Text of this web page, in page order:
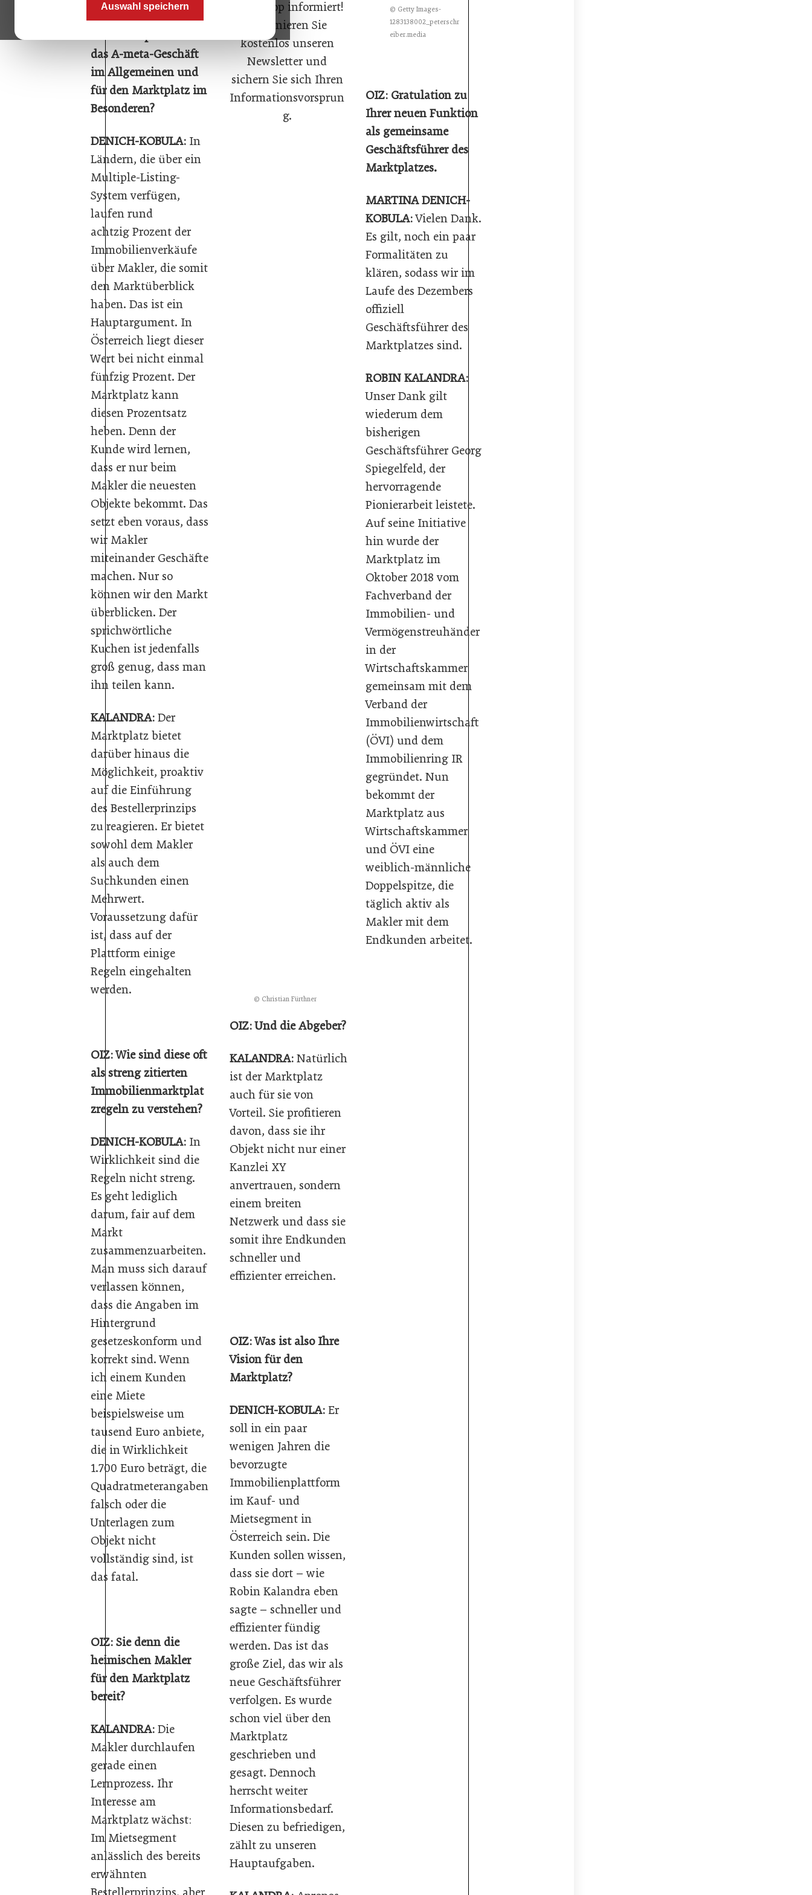
Auswahl speichern
© Getty Images-
1283138002_peterschr
eiber.media
OIZ: Gratulation zu
Ihrer neuen Funktion
als gemeinsame
Geschäftsführer des
Marktplatzes.
MARTINA DENICH-
KOBULA:Vielen Dank.
Es gilt, noch ein paar
Formalitäten zu
klären, sodass wir im
Laufe des Dezembers
offiziell
Geschäftsführer des
Marktplatzes sind.
ROBIN KALANDRA:
Unser Dank gilt
wiederum dem
bisherigen
Geschäftsführer Georg
Spiegelfeld, der
hervorragende
Pionierarbeit leistete.
Auf seine Initiative
hin wurde der
Marktplatz im
Oktober 2018 vom
Fachverband der
Immobilien- und
Vermögenstreuhänder
in der
Wirtschaftskammer
gemeinsam mit dem
Verband der
Immobilienwirtschaft
(ÖVI) und dem
Immobilienring IR
gegründet. Nun
bekommt der
Marktplatz aus
Wirtschaftskammer
und ÖVI eine
weiblich-männliche
Doppelspitze, die
täglich aktiv als
Makler mit dem
Endkunden arbeitet.
© Denich Real GmbH
das A-meta-Geschäft
im Allgemeinen und
für den Marktplatz im
Besonderen?
DENICH­-KOBULA: In
Ländern, die über ein
Multiple-Listing-
System verfügen,
laufen rund
achtzig Prozent der
Immobilienverkäufe
über Makler, die somit
den Marktüberblick
haben. Das ist ein
Hauptargument. In
Österreich liegt dieser
Wert bei nicht einmal
fünfzig Prozent. Der
Marktplatz kann
diesen Prozentsatz
heben. Denn der
Kunde wird lernen,
dass er nur beim
Makler die neuesten
Objekte bekommt. Das
setzt eben voraus, dass
wir Makler
miteinander Geschäfte
machen. Nur so
können wir den Markt
überblicken. Der
sprichwörtliche
Kuchen ist jedenfalls
groß genug, dass man
ihn teilen kann.
KALANDRA: Der
Marktplatz bietet
darüber hinaus die
Möglichkeit, proaktiv
auf die Einführung
des Bestellerprinzips
zu reagieren. Er bietet
sowohl dem Makler
als auch dem
Suchkunden einen
Mehrwert.
Voraussetzung dafür
ist, dass auf der
Plattform einige
Regeln eingehalten
werden.
OIZ: Wie sind diese oft
als streng zitierten
Immobilienmarktplat
zregeln zu verstehen?
DENICH-KOBULA: In
Wirklichkeit sind die
Regeln nicht streng.
Es geht lediglich
darum, fair auf dem
Markt
zusammenzuarbeiten.
Man muss sich darauf
verlassen können,
dass die Angaben im
Hintergrund
gesetzeskonform und
korrekt sind. Wenn
ich einem Kunden
eine Miete
beispielsweise um
tausend Euro anbiete,
die in Wirklichkeit
1.700 Euro beträgt, die
Quadratmeterangaben
falsch oder die
Unterlagen zum
Objekt nicht
vollständig sind, ist
das fatal.
OIZ: Sie denn die
heimischen Makler
für den Marktplatz
bereit?
KALANDRA: Die
Makler durchlaufen
gerade einen
Lernprozess. Ihr
Interesse am
Marktplatz wächst:
Im Mietsegment
anlässlich des bereits
erwähnten
Bestellerprinzips, aber
© Christian Fürthner
OIZ: Und die Abgeber?
KALANDRA: Natürlich
ist der Marktplatz
auch für sie von
Vorteil. Sie profitieren
davon, dass sie ihr
Objekt nicht nur einer
Kanzlei XY
anvertrauen, sondern
einem breiten
Netzwerk und dass sie
somit ihre Endkunden
schneller und
effizienter erreichen.
OIZ: Was ist also Ihre
Vision für den
Marktplatz?
DENICH-KOBULA: Er
soll in ein paar
wenigen Jahren die
bevorzugte
Immobilienplattform
im Kauf- und
Mietsegment in
Österreich sein. Die
Kunden sollen wissen,
dass sie dort – wie
Robin Kalandra eben
sagte – schneller und
effizienter fündig
werden. Das ist das
große Ziel, das wir als
neue Geschäftsführer
verfolgen. Es wurde
schon viel über den
Marktplatz
geschrieben und
gesagt. Dennoch
herrscht weiter
Informationsbedarf.
Diesen zu befriedigen,
zählt zu unseren
Hauptaufgaben.
Immer top informiert!
Abonnieren Sie
kostenlos unseren
Newsletter und
sichern Sie sich Ihren
Informationsvorsprun
g.